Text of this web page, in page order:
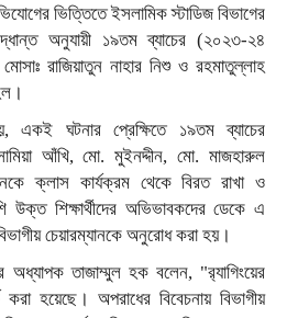
ভিত্তিতে ইসলামিক স্টাডিজ বিভাগের
অনুযায়ী ১৯তম ব্যাচের (২০২৩-২৪
মোসাঃ রাজিয়াতুন নাহার নিশু ও রহমাতুল্লাহ
একই ঘটনার প্রেক্ষিতে ১৯তম ব্যাচের
আঁখি, মো. মুইনদ্দীন, মো. মাজহারুল
ক্লাস কার্যক্রম থেকে বিরত রাখা ও
উক্ত শিক্ষার্থীদের অভিভাবকদের ডেকে এ
চেয়ারম্যানকে অনুরোধ করা হয়।
অধ্যাপক তাজাম্মুল হক বলেন, "র‍্যাগিংয়ের
করা হয়েছে। অপরাধের বিবেচনায় বিভাগীয়